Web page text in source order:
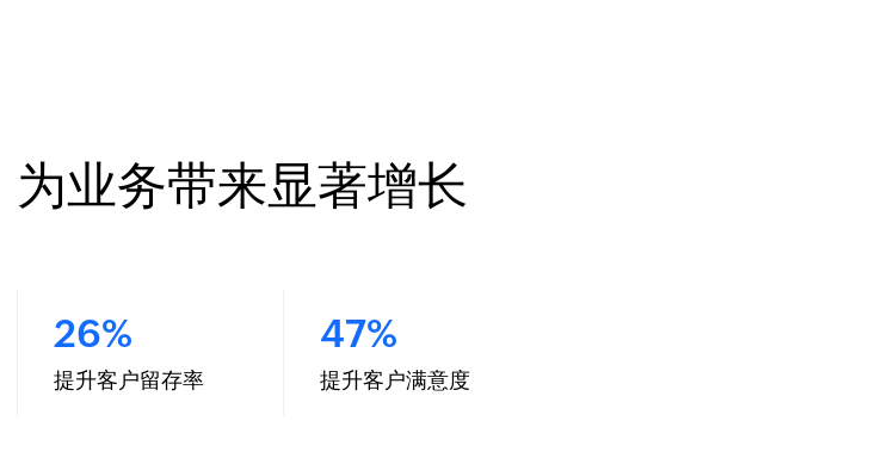
业务带来显著增长
26%
提升客户留存率
47%
提升客户满意度